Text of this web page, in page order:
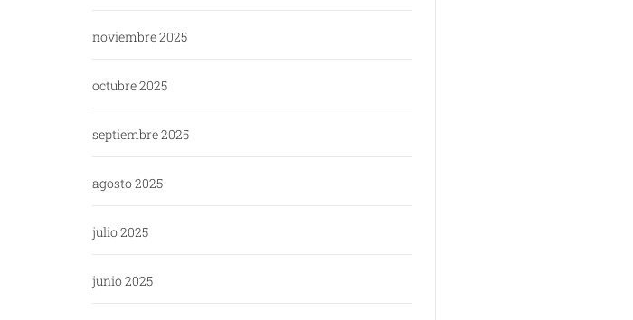
noviembre 2025
octubre 2025
septiembre 2025
agosto 2025
julio 2025
junio 2025